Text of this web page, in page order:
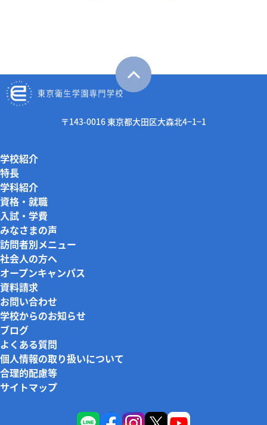
〒143-0016 東京都大田区大森北4−1−1
学校紹介
特長
学科紹介
資格・就職
入試・学費
みなさまの声
訪問者別メニュー
社会人の方へ
オープンキャンパス
資料請求
お問い合わせ
学校からのお知らせ
ブログ
よくある質問
個人情報の取り扱いについて
合理的配慮等
サイトマップ